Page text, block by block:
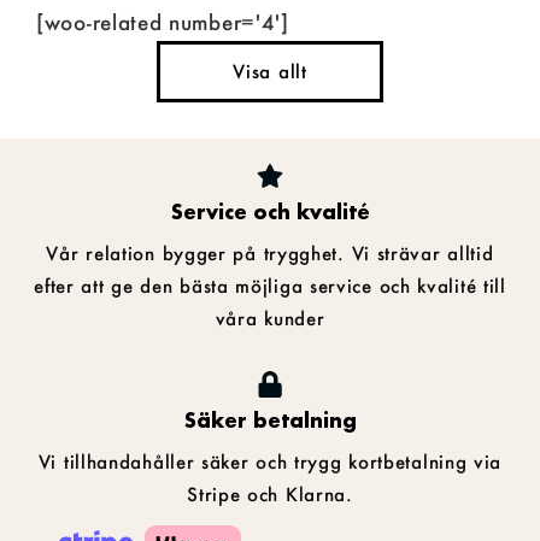
[woo-related number='4']
Visa allt
Service och kvalité
Vår relation bygger på trygghet. Vi strävar alltid
efter att ge den bästa möjliga service och kvalité till
våra kunder
Säker betalning
Vi tillhandahåller säker och trygg kortbetalning via
Stripe och Klarna.